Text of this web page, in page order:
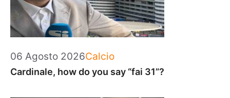
06 Agosto 2026Categorie
Calcio
Cardinale, how do you say “fai 31”?